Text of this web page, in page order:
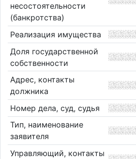
несостоятельности
(банкротства)
Реализация имущества
Доля государственной
собственности
Адрес, контакты
должника
Номер дела, суд, судья
Тип, наименование
заявителя
Управляющий, контакты